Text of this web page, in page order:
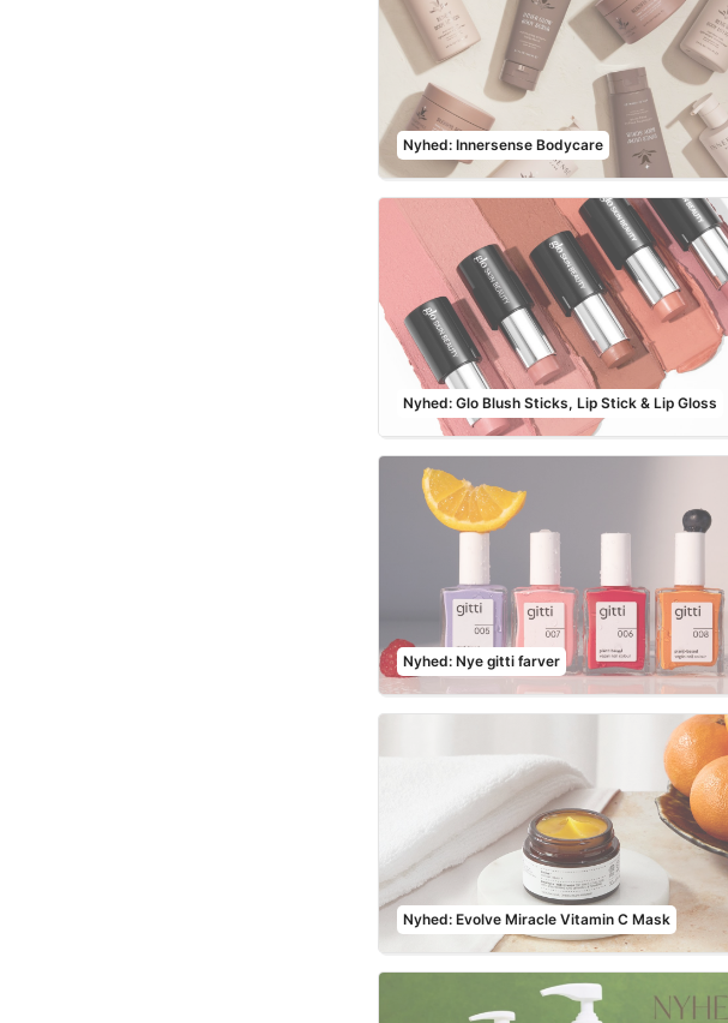
Nyhed: Innersense Bodycare
Nyhed: Glo Blush Sticks, Lip Stick & Lip Gloss
Nyhed: Nye gitti farver
Nyhed: Evolve Miracle Vitamin C Mask